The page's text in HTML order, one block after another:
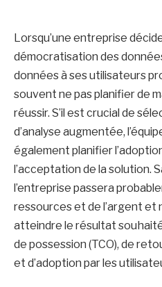
Lorsqu’une entreprise
démocratisation des
données à ses utilisateurs
souvent ne pas planifier de
réussir. S’il est crucial de
d’analyse augmentée,
également planifier
l’acceptation de la solution.
l’entreprise passera
ressources et de l’argent et
atteindre le résultat
de possession (TCO), de
et d’adoption par les